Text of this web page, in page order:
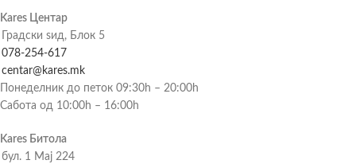
Kares Центар
Градски ѕид, Блок 5
078-254-617
centar@kares.mk
Понеделник до петок 09:30h – 20:00h
Сабота од 10:00h – 16:00h
Kares Битола
бул. 1 Мај 224